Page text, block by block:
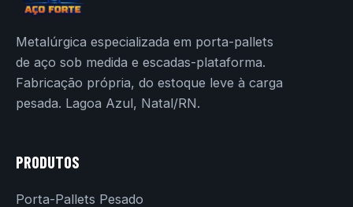
Metalúrgica especializada em porta-pallets
de aço sob medida e escadas-plataforma.
Fabricação própria, do estoque leve à carga
pesada. Lagoa Azul, Natal/RN.
PRODUTOS
Porta-Pallets Pesado